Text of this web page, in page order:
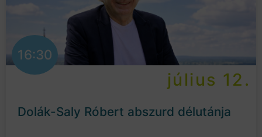
16:30
július 12.
Dolák-Saly Róbert abszurd délutánja